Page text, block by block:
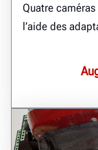
Quatre
l’aide des